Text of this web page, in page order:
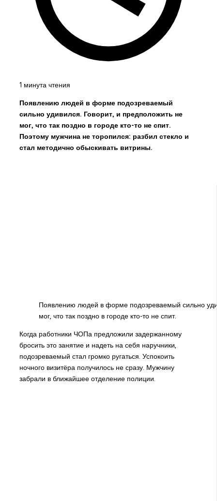
1 минута чтения
Появлению людей в форме подозреваемый
сильно удивился. Говорит, и предположить не
мог, что так поздно в городе кто-то не спит.
Поэтому мужчина не торопился: разбил стекло и
стал методично обыскивать витрины.
Появлению людей в форме подозреваемый сильно
мог, что так поздно в городе кто-то не спит.
Когда работники ЧОПа предложили задержанному
бросить это занятие и надеть на себя наручники,
подозреваемый стал громко ругаться. Успокоить
ночного визитёра получилось не сразу. Мужчину
забрали в ближайшее отделение полиции.